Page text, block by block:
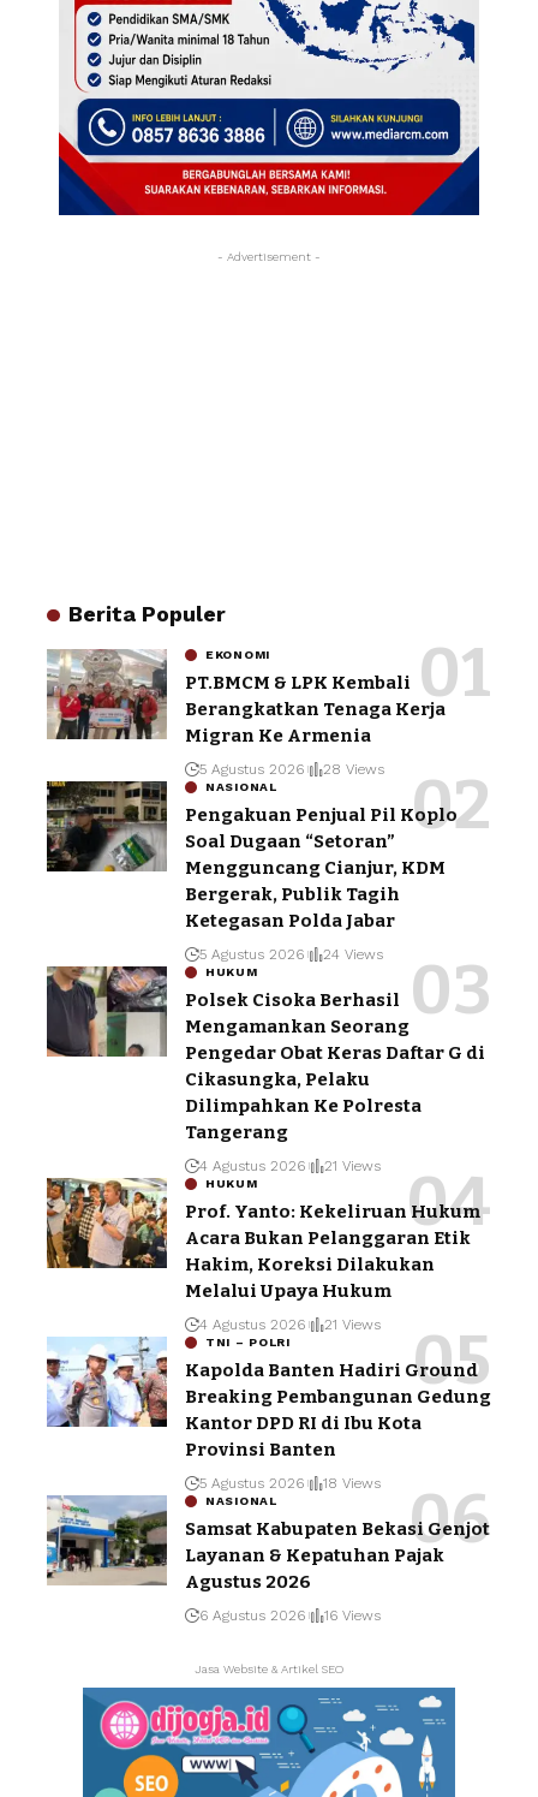
- Advertisement -
Berita Populer
EKONOMI
PT.BMCM & LPK Kembali
Berangkatkan Tenaga Kerja
Migran Ke Armenia
5 Agustus 2026 28 Views
NASIONAL
Pengakuan Penjual Pil Koplo
Soal Dugaan “Setoran”
Mengguncang Cianjur, KDM
Bergerak, Publik Tagih
Ketegasan Polda Jabar
5 Agustus 2026 24 Views
HUKUM
Polsek Cisoka Berhasil
Mengamankan Seorang
Pengedar Obat Keras Daftar G di
Cikasungka, Pelaku
Dilimpahkan Ke Polresta
Tangerang
4 Agustus 2026 21 Views
HUKUM
Prof. Yanto: Kekeliruan Hukum
Acara Bukan Pelanggaran Etik
Hakim, Koreksi Dilakukan
Melalui Upaya Hukum
4 Agustus 2026 21 Views
TNI – POLRI
Kapolda Banten Hadiri Ground
Breaking Pembangunan Gedung
Kantor DPD RI di Ibu Kota
Provinsi Banten
5 Agustus 2026 18 Views
NASIONAL
Samsat Kabupaten Bekasi Genjot
Layanan & Kepatuhan Pajak
Agustus 2026
6 Agustus 2026 16 Views
Jasa Website & Artikel SEO